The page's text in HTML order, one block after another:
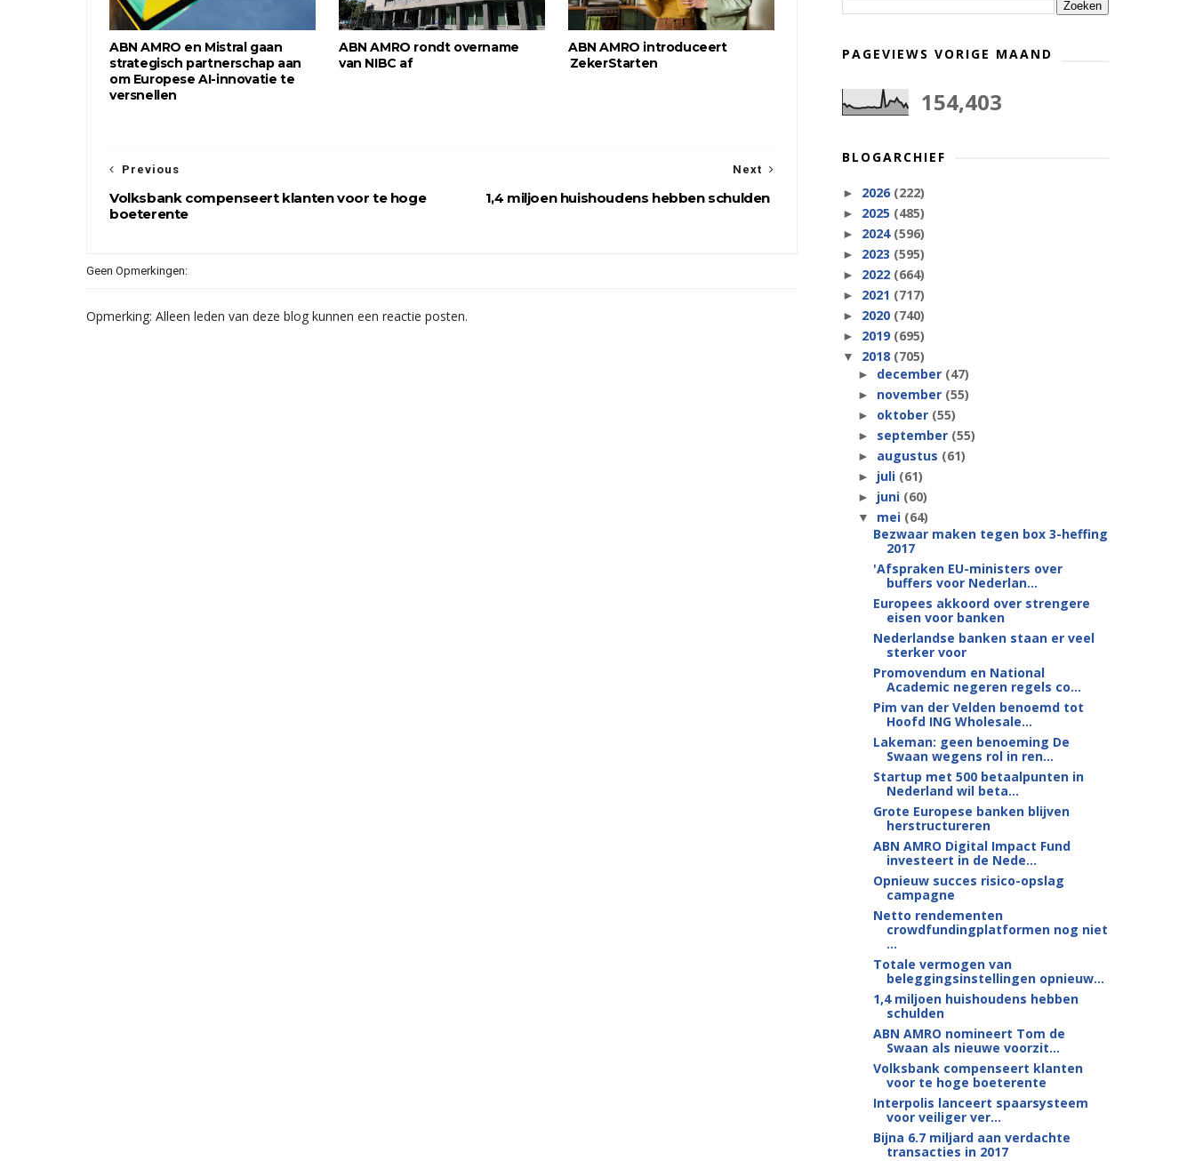
ABN AMRO en Mistral gaan
strategisch partnerschap aan
om Europese AI-innovatie te
versnellen
ABN AMRO rondt overname
van NIBC af
ABN AMRO introduceert
ZekerStarten
Next
1,4 miljoen huishoudens hebben schulden
Previous
Volksbank compenseert klanten voor te hoge
boeterente
Geen Opmerkingen:
Opmerking: Alleen leden van deze blog kunnen een reactie posten.
PAGEVIEWS VORIGE MAAND
154,403
BLOGARCHIEF
► 2026 (222)
► 2025 (485)
► 2024 (596)
► 2023 (595)
► 2022 (664)
► 2021 (717)
► 2020 (740)
► 2019 (695)
▼ 2018 (705)
► december (47)
► november (55)
► oktober (55)
► september (55)
► augustus (61)
► juli (61)
► juni (60)
▼ mei (64)
Bezwaar maken tegen box 3-heffing
2017
'Afspraken EU-ministers over
buffers voor Nederlan...
Europees akkoord over strengere
eisen voor banken
Nederlandse banken staan er veel
sterker voor
Promovendum en National
Academic negeren regels co...
Pim van der Velden benoemd tot
Hoofd ING Wholesale...
Lakeman: geen benoeming De
Swaan wegens rol in ren...
Startup met 500 betaalpunten in
Nederland wil beta...
Grote Europese banken blijven
herstructureren
ABN AMRO Digital Impact Fund
investeert in de Nede...
Opnieuw succes risico-opslag
campagne
Netto rendementen
crowdfundingplatformen nog niet
...
Totale vermogen van
beleggingsinstellingen opnieuw...
1,4 miljoen huishoudens hebben
schulden
ABN AMRO nomineert Tom de
Swaan als nieuwe voorzit...
Volksbank compenseert klanten
voor te hoge boeterente
Interpolis lanceert spaarsysteem
voor veiliger ver...
Bijna 6.7 miljard aan verdachte
transacties in 2017